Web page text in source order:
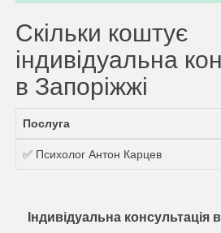
Скільки коштує
індивідуальна
в Запоріжжі
Послуга
✅ Психолог Антон Карцев
Індивідуальна консультація